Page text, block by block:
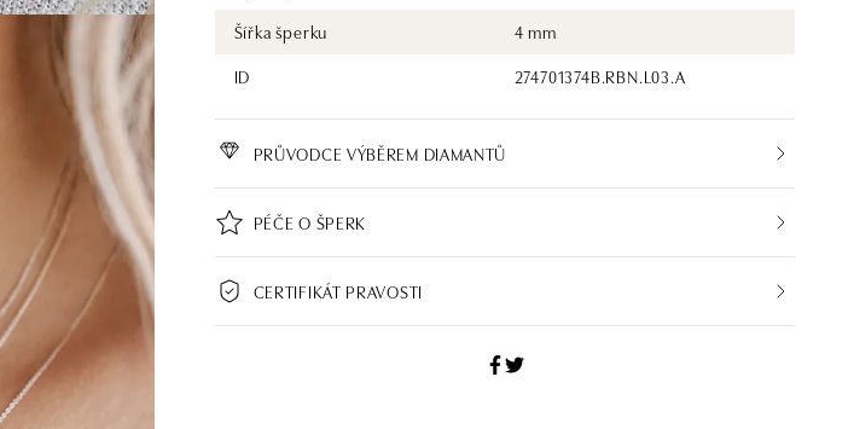
Šířka šperku
4 mm
ID
274701374B.RBN.L03.A
PRŮVODCE VÝBĚREM DIAMANTŮ
PÉČE O ŠPERK
CERTIFIKÁT PRAVOSTI